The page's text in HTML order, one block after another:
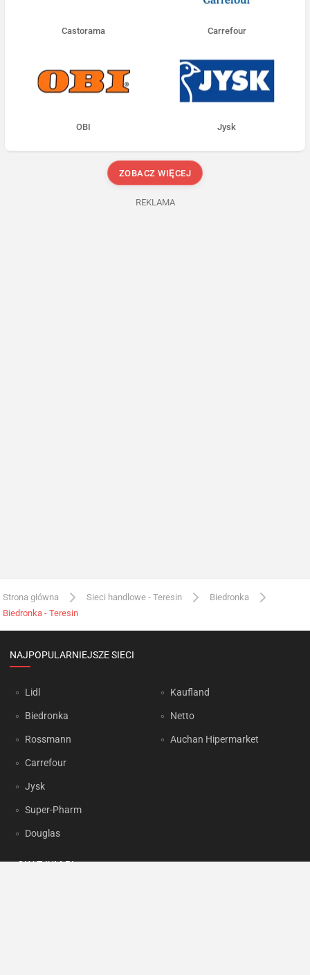
Castorama Carrefour
OBI Jysk
ZOBACZ WIĘCEJ
REKLAMA
Strona główna Sieci handlowe - Teresin
Biedronka
Biedronka - Teresin
NAJPOPULARNIEJSZE SIECI
Lidl
Biedronka
Rossmann
Carrefour
Jysk
Super-Pharm
Douglas
Kaufland
Netto
Auchan Hipermarket
OKAZJUM.PL